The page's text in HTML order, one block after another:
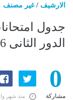
الارشيف /غير مصنف
جدول
الدور الثانى 2026 فى الجيزة
0
مشاركة منذ شهر